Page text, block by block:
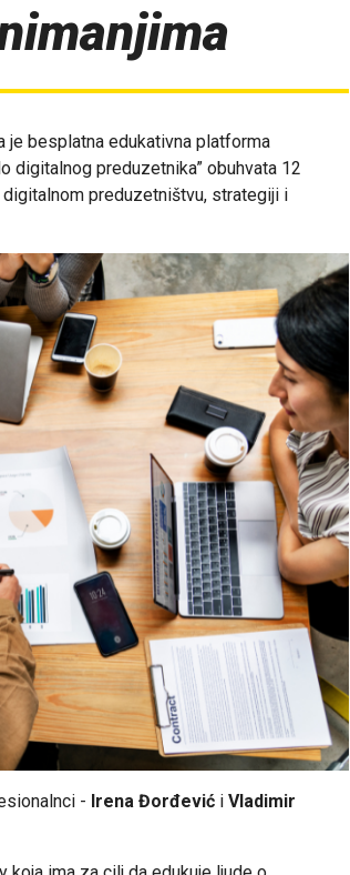
je besplatna edukativna platforma
digitalnog preduzetnika” obuhvata 12
preduzetništvu, strategiji i
- Irena Đorđević i Vladimir